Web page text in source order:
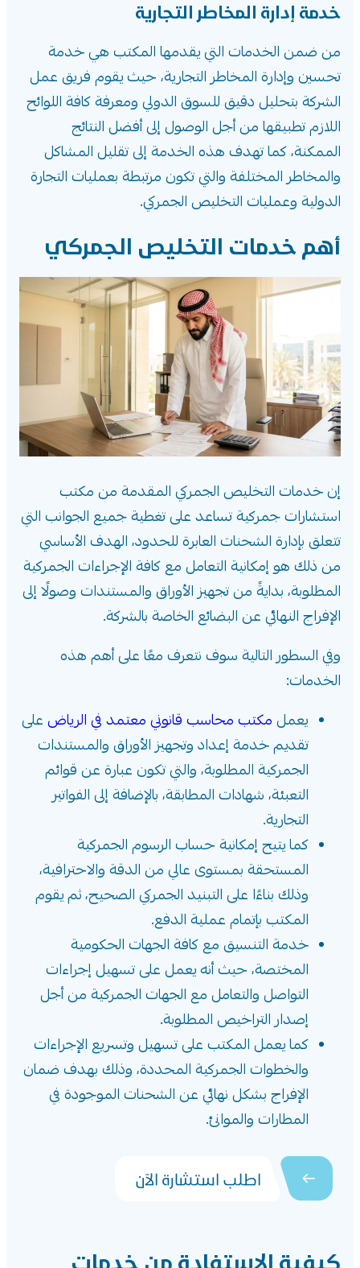
خدمة إدارة المخاطر التجارية
من ضمن الخدمات التي يقدمها المكتب هي خدمة
تحسين وإدارة المخاطر التجارية، حيث يقوم فريق عمل
الشركة بتحليل دقيق للسوق الدولي ومعرفة كافة اللوائح
اللازم تطبيقها من أجل الوصول إلى أفضل النتائج
الممكنة، كما تهدف هذه الخدمة إلى تقليل المشاكل
والمخاطر المختلفة والتي تكون مرتبطة بعمليات التجارة
الدولية وعمليات التخليص الجمركي.
أهم خدمات التخليص الجمركي
إن خدمات التخليص الجمركي المقدمة من مكتب
استشارات جمركية تساعد على تغطية جميع الجوانب التي
تتعلق بإدارة الشحنات العابرة للحدود، الهدف الأساسي
من ذلك هو إمكانية التعامل مع كافة الإجراءات الجمركية
المطلوبة، بدايةً من تجهيز الأوراق والمستندات وصولًا إلى
الإفراج النهائي عن البضائع الخاصة بالشركة.
وفي السطور التالية سوف نتعرف معًا على أهم هذه
الخدمات:
يعمل مكتب محاسب قانوني معتمد في الرياض على
تقديم خدمة إعداد وتجهيز الأوراق والمستندات
الجمركية المطلوبة، والتي تكون عبارة عن قوائم
التعبئة، شهادات المطابقة، بالإضافة إلى الفواتير
التجارية.
كما يتيح إمكانية حساب الرسوم الجمركية
المستحقة بمستوى عالي من الدقة والاحترافية،
وذلك بناءًا على التبنيد الجمركي الصحيح، ثم يقوم
المكتب بإتمام عملية الدفع.
خدمة التنسيق مع كافة الجهات الحكومية
المختصة، حيث أنه يعمل على تسهيل إجراءات
التواصل والتعامل مع الجهات الجمركية من أجل
إصدار التراخيص المطلوبة.
كما يعمل المكتب على تسهيل وتسريع الإجراءات
والخطوات الجمركية المحددة، وذلك بهدف ضمان
الإفراج بشكل نهائي عن الشحنات الموجودة في
المطارات والموانئ.
اطلب استشارة الآن
كيفية الاستفادة من خدمات